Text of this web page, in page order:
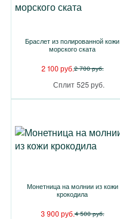
Браслет из полированной кожи
морского ската
2 100 руб.2 700 руб.
Сплит 525 руб.
Монетница на молнии из кожи
крокодила
3 900 руб.4 500 руб.